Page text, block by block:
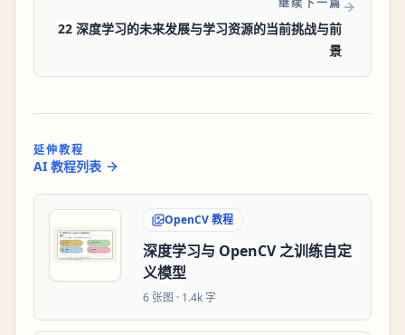
22 深度学习的未来发展与学习资源的当前挑战与前
景
延伸教程
AI 教程列表
OpenCV 教程
深度学习与 OpenCV 之训练自定
义模型
6 张图 · 1.4k 字